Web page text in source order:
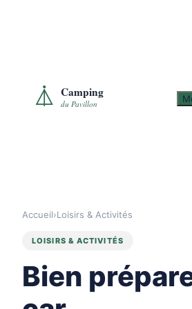
Accueil›Loisirs & Activités
LOISIRS & ACTIVITÉS
Bien